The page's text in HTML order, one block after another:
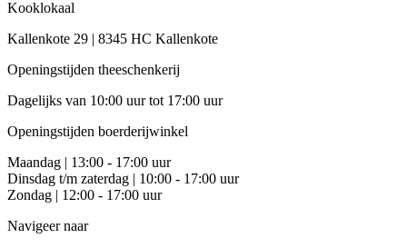
Kooklokaal
Kallenkote 29 | 8345 HC Kallenkote
Openingstijden theeschenkerij
Dagelijks van 10:00 uur tot 17:00 uur
Openingstijden boerderijwinkel
Maandag | 13:00 - 17:00 uur
Dinsdag t/m zaterdag | 10:00 - 17:00 uur
Zondag | 12:00 - 17:00 uur
Navigeer naar